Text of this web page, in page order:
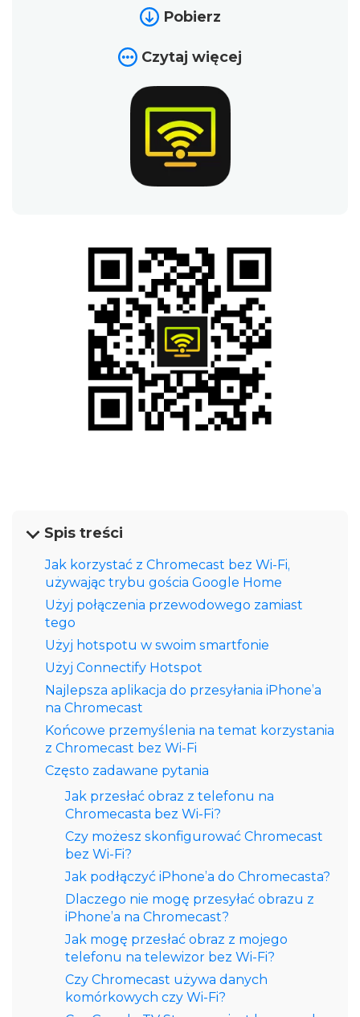
Pobierz
Czytaj więcej
Spis treści
Jak korzystać z Chromecast bez Wi‑Fi,
używając trybu gościa Google Home
Użyj połączenia przewodowego zamiast
tego
Użyj hotspotu w swoim smartfonie
Użyj Connectify Hotspot
Najlepsza aplikacja do przesyłania iPhone’a
na Chromecast
Końcowe przemyślenia na temat korzystania
z Chromecast bez Wi-Fi
Często zadawane pytania
Jak przesłać obraz z telefonu na
Chromecasta bez Wi‑Fi?
Czy możesz skonfigurować Chromecast
bez Wi‑Fi?
Jak podłączyć iPhone’a do Chromecasta?
Dlaczego nie mogę przesyłać obrazu z
iPhone’a na Chromecast?
Jak mogę przesłać obraz z mojego
telefonu na telewizor bez Wi‑Fi?
Czy Chromecast używa danych
komórkowych czy Wi‑Fi?